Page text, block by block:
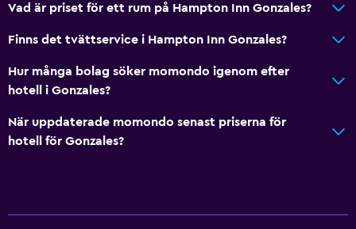
Vad är priset för ett rum på Hampton Inn Gonzales?
Finns det tvättservice i Hampton Inn Gonzales?
Hur många bolag söker momondo igenom efter
hotell i Gonzales?
När uppdaterade momondo senast priserna för
hotell för Gonzales?